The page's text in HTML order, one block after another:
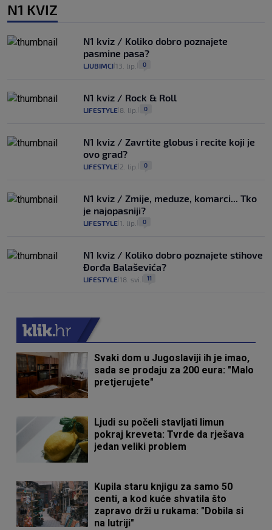
N1 KVIZ
N1 kviz / Koliko dobro poznajete
pasmine pasa?
LJUBIMCI 13. lip. 0
N1 kviz / Rock & Roll
LIFESTYLE 8. lip. 0
N1 kviz / Zavrtite globus i recite koji je
ovo grad?
LIFESTYLE 2. lip. 0
N1 kviz / Zmije, meduze, komarci... Tko
je najopasniji?
LIFESTYLE 1. lip. 0
N1 kviz / Koliko dobro poznajete stihove
Đorđa Balaševića?
LIFESTYLE 18. svi. 11
Svaki dom u Jugoslaviji ih je imao,
sada se prodaju za 200 eura: "Malo
pretjerujete"
Ljudi su počeli stavljati limun
pokraj kreveta: Tvrde da rješava
jedan veliki problem
Kupila staru knjigu za samo 50
centi, a kod kuće shvatila što
zapravo drži u rukama: "Dobila si
na lutriji"